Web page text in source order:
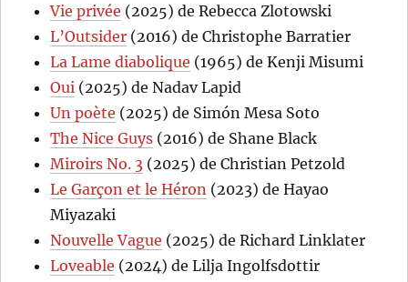
Vie privée (2025) de Rebecca Zlotowski
L’Outsider (2016) de Christophe Barratier
La Lame diabolique (1965) de Kenji Misumi
Oui (2025) de Nadav Lapid
Un poète (2025) de Simón Mesa Soto
The Nice Guys (2016) de Shane Black
Miroirs No. 3 (2025) de Christian Petzold
Le Garçon et le Héron (2023) de Hayao
Miyazaki
Nouvelle Vague (2025) de Richard Linklater
Loveable (2024) de Lilja Ingolfsdottir